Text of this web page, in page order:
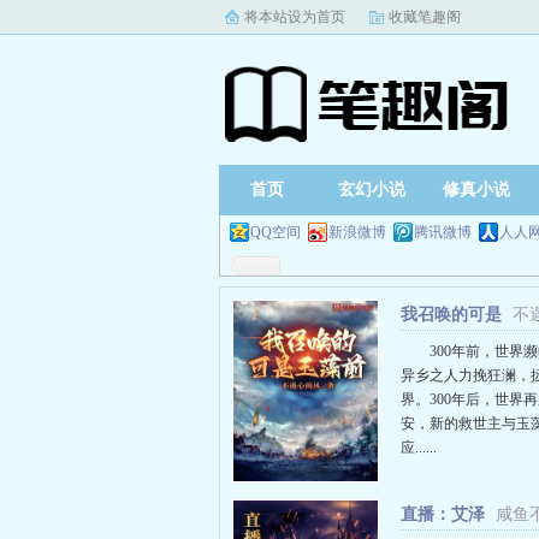
将本站设为首页 收藏笔趣阁
首页 玄幻小说 修真小说
QQ空间 新浪微博 腾讯微博 人人
不
我召唤的可是
玉藻前300年前，世界
异乡之人力挽狂澜，
界。300年后，世界
安，新的救世主与玉
应......
咸鱼
直播：艾泽